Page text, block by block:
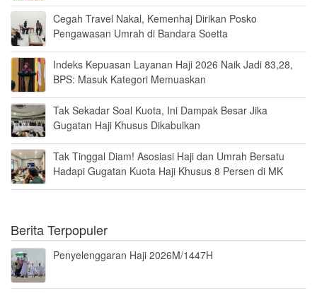
Cegah Travel Nakal, Kemenhaj Dirikan Posko
Pengawasan Umrah di Bandara Soetta
Indeks Kepuasan Layanan Haji 2026 Naik Jadi 83,28,
BPS: Masuk Kategori Memuaskan
Tak Sekadar Soal Kuota, Ini Dampak Besar Jika
Gugatan Haji Khusus Dikabulkan
Tak Tinggal Diam! Asosiasi Haji dan Umrah Bersatu
Hadapi Gugatan Kuota Haji Khusus 8 Persen di MK
Berita Terpopuler
Penyelenggaran Haji 2026M/1447H